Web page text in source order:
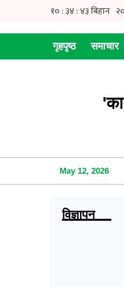
गृहपृष्ठ समाचार
May 12, 2026
विज्ञापन